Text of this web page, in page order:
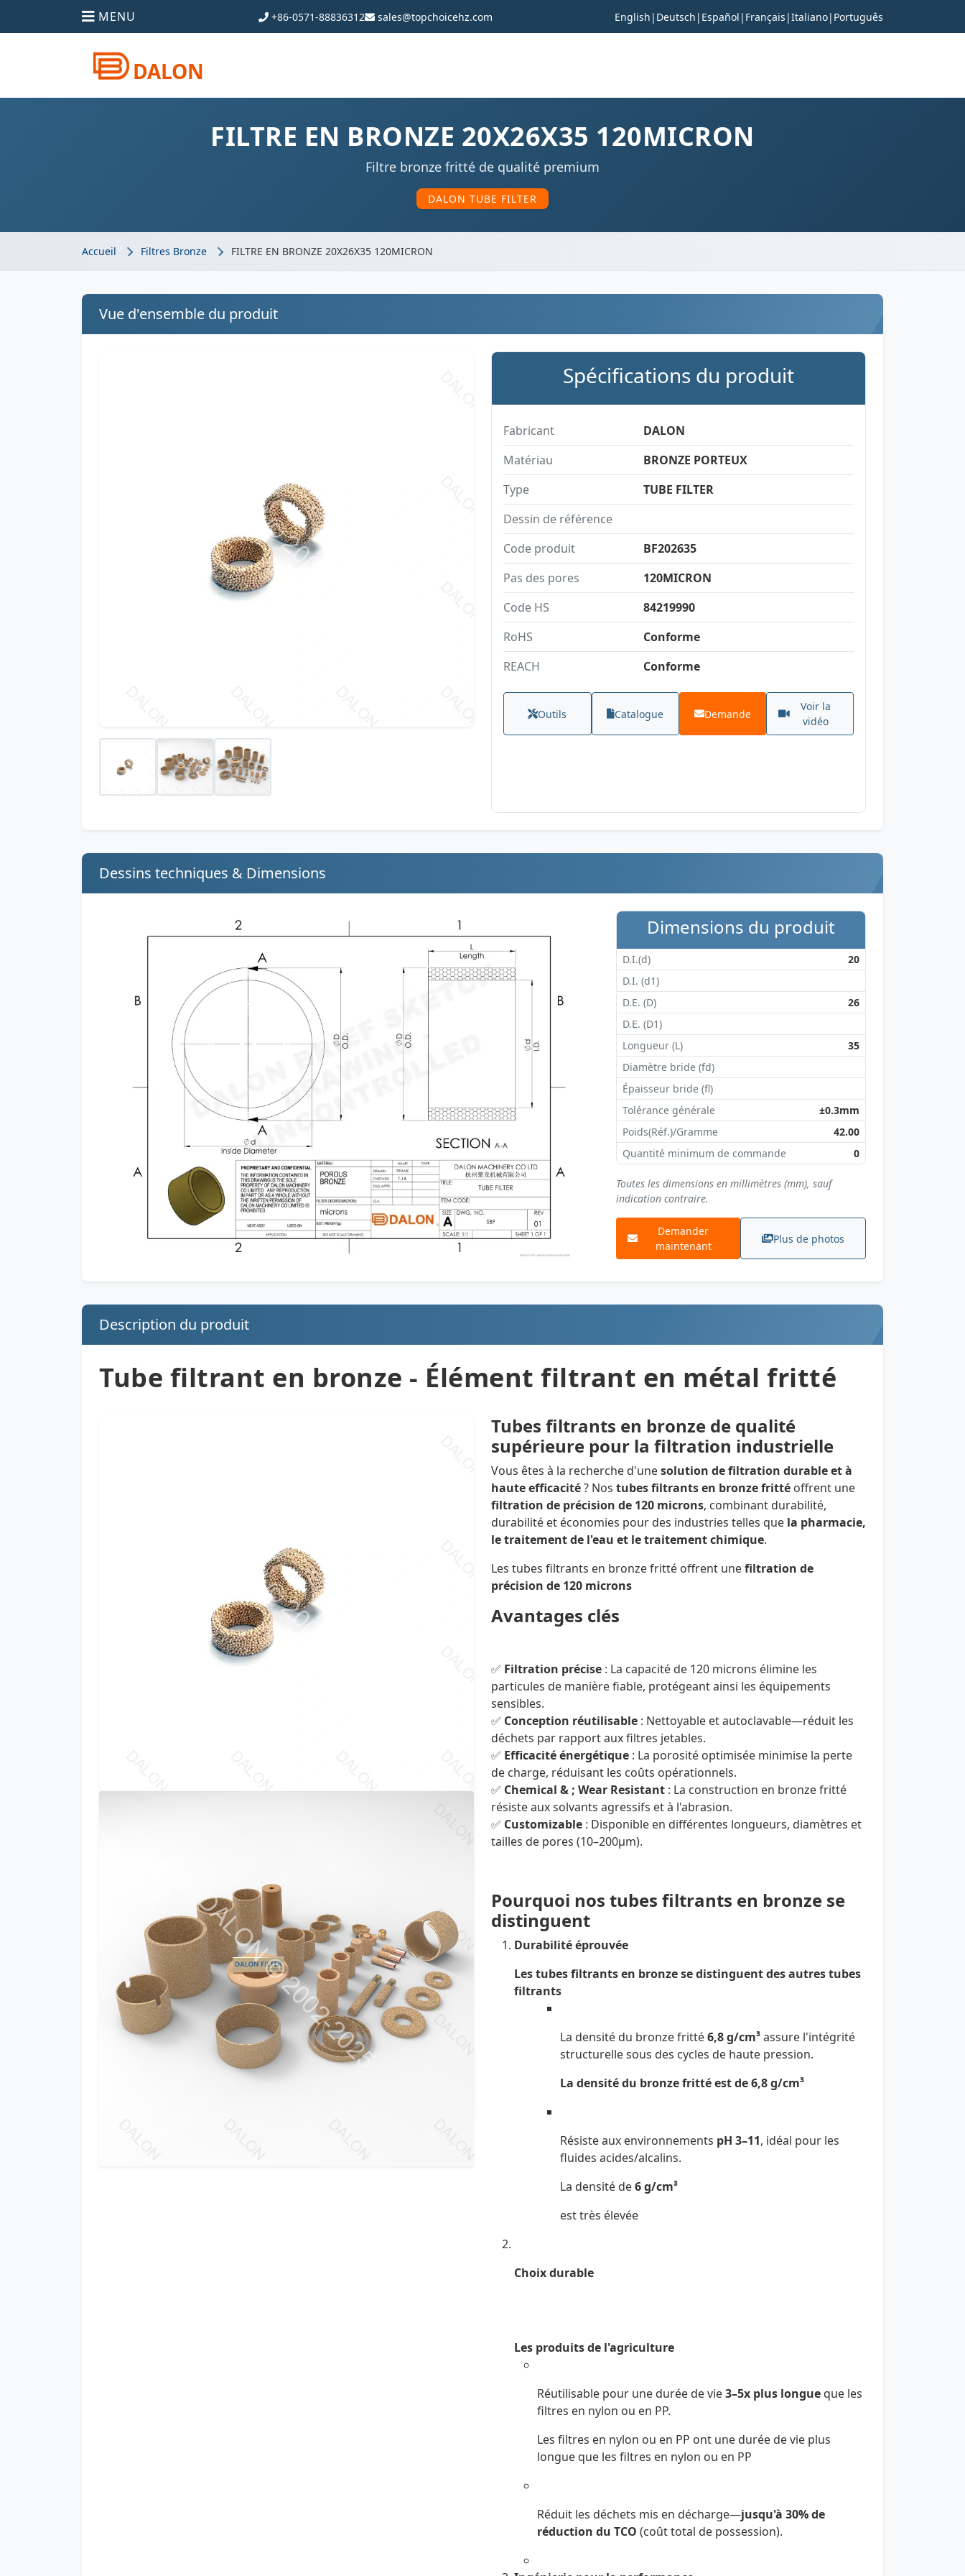
MENU +86-0571-88836312 sales@topchoicehz.com English | Deutsch | Español | Français |Italiano| Português
DALON
FILTRE EN BRONZE 20X26X35 120MICRON
Filtre bronze fritté de qualité premium
DALON TUBE FILTER
Accueil Filtres Bronze FILTRE EN BRONZE 20X26X35 120MICRON
Vue d'ensemble du produit
Spécifications du produit
Fabricant
DALON
Matériau
BRONZE PORTEUX
Type
TUBE FILTER
Dessin de référence
Code produit
BF202635
Pas des pores
120MICRON
Code HS
84219990
RoHS
Conforme
REACH
Conforme
Outils Catalogue Demande
Voir la
vidéo
Dessins techniques & Dimensions
Dimensions du produit
D.I.(d)
20
D.I. (d1)
D.E. (D)
26
D.E. (D1)
Longueur (L)
35
Diamètre bride (fd)
Épaisseur bride (fl)
Tolérance générale
±0.3mm
Poids(Réf.)/Gramme
42.00
Quantité minimum de commande
0
Toutes les dimensions en millimètres (mm), sauf
indication contraire.
Demander
maintenant
Plus de photos
Description du produit
Tube filtrant en bronze - Élément filtrant en métal fritté
Tubes filtrants en bronze de qualité
supérieure pour la filtration industrielle
Vous êtes à la recherche d'unesolution de filtration durable et à
haute efficacité? Nos tubes filtrants en bronze fritté offrent une
filtration de précision de 120 microns, combinant durabilité,
durabilité et économies pour des industries telles que la pharmacie,
le traitement de l'eau et le traitement chimique.
Les tubes filtrants en bronze fritté offrent unefiltration de
précision de 120 microns
Avantages clés
✅ Filtration précise : La capacité de 120 microns élimine les
particules de manière fiable, protégeant ainsi les équipements
sensibles.
✅ Conception réutilisable : Nettoyable et autoclavable—réduit les
déchets par rapport aux filtres jetables.
✅ Efficacité énergétique : La porosité optimisée minimise la perte
de charge, réduisant les coûts opérationnels.
✅ Chemical & ; Wear Resistant : La construction en bronze fritté
résiste aux solvants agressifs et à l'abrasion.
✅ Customizable : Disponible en différentes longueurs, diamètres et
tailles de pores (10–200µm).
Pourquoi nos tubes filtrants en bronze se
distinguent
Durabilité éprouvée
Les tubes filtrants en bronze se distinguent des autres tubes
filtrants
La densité du bronze fritté6,8 g/cm³assure l'intégrité
structurelle sous des cycles de haute pression.
La densité du bronze fritté est de 6,8 g/cm³
Résiste aux environnements pH 3–11, idéal pour les
fluides acides/alcalins.
La densité de6 g/cm³
est très élevée
Choix durable
Les produits de l'agriculture
Réutilisable pour une durée de vie3–5x plus longue que les
filtres en nylon ou en PP.
Les filtres en nylon ou en PP ont une durée de vie plus
longue que les filtres en nylon ou en PP
Réduit les déchets mis en décharge—jusqu'à 30% de
réduction du TCO (coût total de possession).